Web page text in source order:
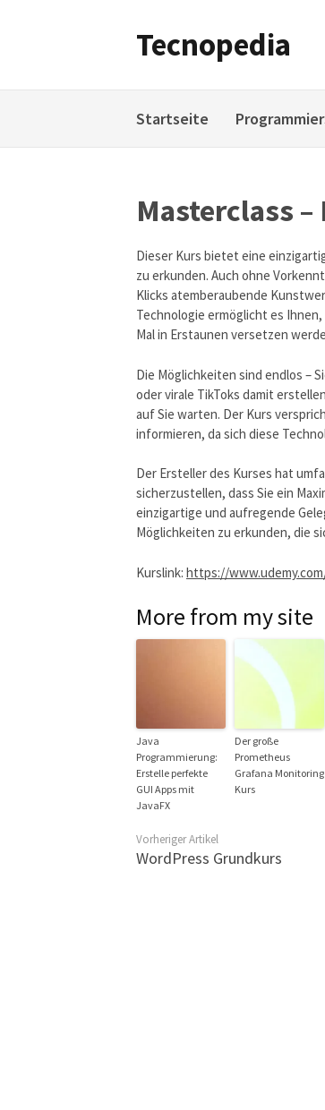
Tecnopedia
Startseite
Masterclass
Dieser Kurs bietet eine
zu erkunden. Auch ohne
Klicks atemberaubende
Technologie ermöglicht es
Mal in Erstaunen versetzen
Die Möglichkeiten sind endlos –
oder virale TikToks damit
auf Sie warten. Der Kurs
informieren, da sich diese
Der Ersteller des Kurses hat
sicherzustellen, dass Sie ein
einzigartige und aufregende
Möglichkeiten zu erkunden, die
Kurslink: https://
More from my site
Java
Programmierung:
Erstelle perfekte
GUI Apps mit
JavaFX
Der große
Prometheus
Grafana Monitoring
Kurs
Vorheriger Artikel
WordPress Grundkurs